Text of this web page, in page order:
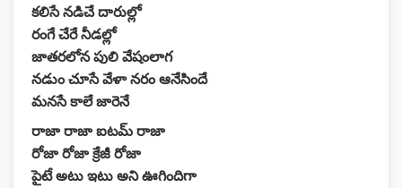
కలిసే నడిచే దారుల్లో
రంగే చేరే నీడల్లో
జాతరలోన పులి వేషంలాగ
నడుం చూసే వేళా నరం ఆనేసిందే
మనసే కాలే జారెనే
రాజా రాజా ఐటమ్ రాజా
రోజా రోజా క్రేజీ రోజా
పైటే అటు ఇటు అని ఊగిందిగా